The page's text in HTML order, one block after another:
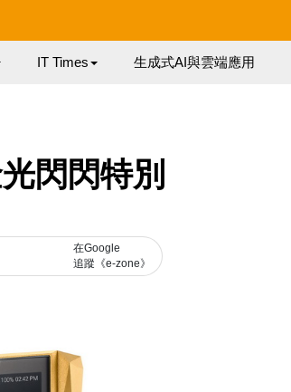
IT Times 生成式AI與雲端應用
閃閃特別
在Google
追蹤《e-zone》